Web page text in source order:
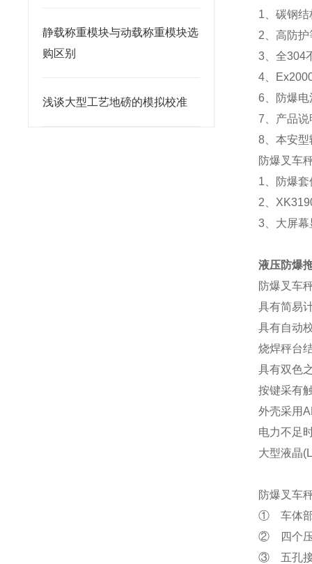
静载称重模块与动载称重模块选
购区别
浅谈大型工艺地磅的模拟校准
1、碳钢
2、高防
3、全304
4、
6、防爆
7、产品
8、本安
防爆叉车
1、防爆
2、
3、大屏
液压防爆
防爆叉车
具有简易
具有自动
烧焊秤台
具有双色
按键采有
外壳采用
电力不足
大型液晶
防爆叉车
① 车体部
② 四个压
③ 五孔接